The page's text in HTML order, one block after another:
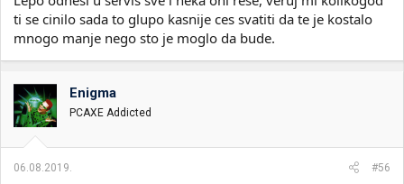
ti se cinilo sada to glupo kasnije ces svatiti da te je kostalo
mnogo manje nego sto je moglo da bude.
Enigma
PCAXE Addicted
06.08.2019. #56